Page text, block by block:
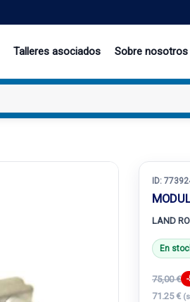
Talleres asociados Sobre nosotros
ID:
LAND
En
75,00 €
71.25 €